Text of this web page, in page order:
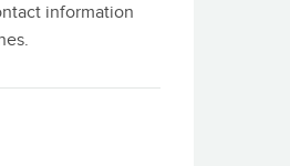
information